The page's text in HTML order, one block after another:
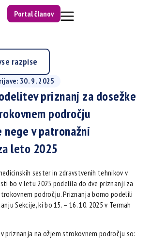
Portal članov
razpise
30. 9. 2025
priznanj za dosežke
področju
nege v patronažni
leto 2025
sester in zdravstvenih tehnikov v
bo v letu 2025 podelila do dve priznanji za
področju. Priznanja bomo podelili
Sekcije, ki bo 15. – 16. 10. 2025 v Termah
priznanja na ožjem strokovnem področju so: